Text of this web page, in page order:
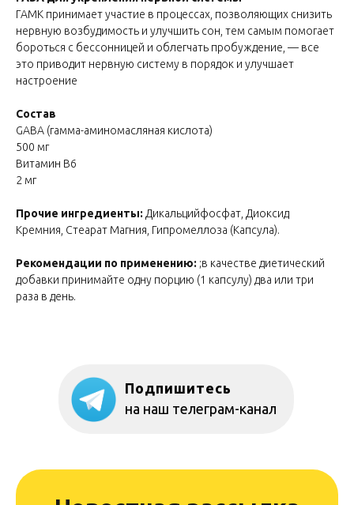
ГАМК принимает участие в процессах, позволяющих снизить
нервную возбудимость и улучшить сон, тем самым помогает
бороться с бессонницей и облегчать пробуждение, — все
это приводит нервную систему в порядок и улучшает
настроение
Состав
GABA (гамма-аминомасляная кислота)
500 мг
Витамин В6
2 мг
Прочие ингредиенты: Дикальцийфосфат, Диоксид
Кремния, Стеарат Магния, Гипромеллоза (Капсула).
Рекомендации по применению: ;в качестве диетический
добавки принимайте одну порцию (1 капсулу) два или три
раза в день.
Подпишитесь
на наш телеграм-канал